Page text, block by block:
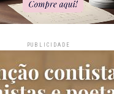
PUBLICIDADE